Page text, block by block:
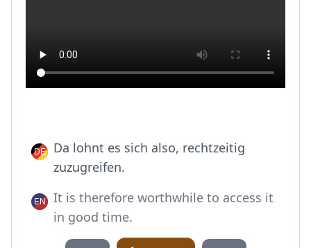
Da lohnt es sich also, rechtzeitig
zuzugreifen.
It is therefore worthwhile to access it
in good time.